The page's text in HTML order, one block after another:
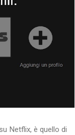
Netflix, è quello di